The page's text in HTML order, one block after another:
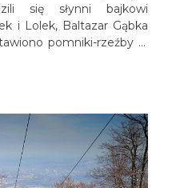
się słynni bajkowi
i Lolek, Baltazar Gąbka
pomniki-rzeźby w
atrakcji turystycznych